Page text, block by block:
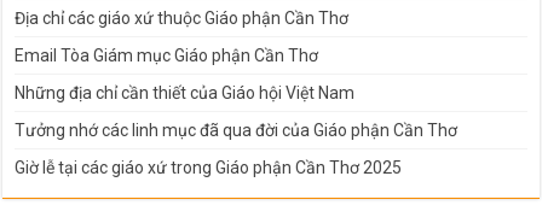
Địa chỉ các giáo xứ thuộc Giáo phận Cần Thơ
Email Tòa Giám mục Giáo phận Cần Thơ
Những địa chỉ cần thiết của Giáo hội Việt Nam
Tưởng nhớ các linh mục đã qua đời của Giáo phận Cần Thơ
Giờ lễ tại các giáo xứ trong Giáo phận Cần Thơ 2025